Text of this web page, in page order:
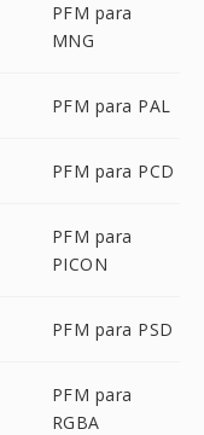
PFM para
MNG
PFM para PAL
PFM para PCD
PFM para
PICON
PFM para PSD
PFM para
RGBA